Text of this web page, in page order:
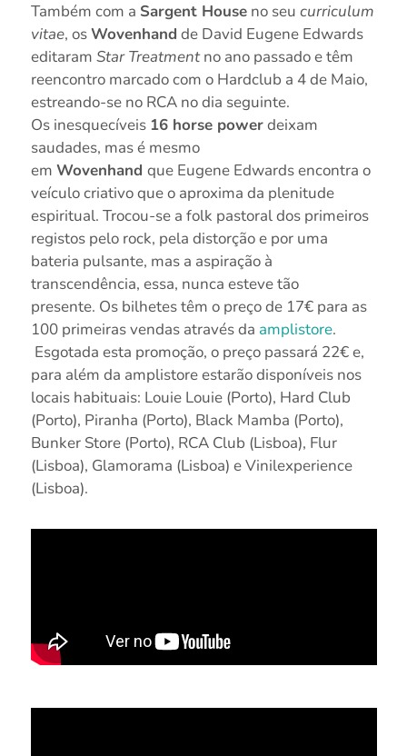
Também com a Sargent Houseno seu curriculum
vitae, osWovenhand de David Eugene Edwards
editaram Star Treatmentno ano passado e têm
reencontro marcado com o Hardclub a 4 de Maio,
estreando-se no RCA no dia seguinte.
Os inesquecíveis 16 horse powerdeixam
saudades, mas é mesmo
em Wovenhand que Eugene Edwards encontra o
veículo criativo que o aproxima da plenitude
espiritual. Trocou-se a folk pastoral dos primeiros
registos pelo rock, pela distorção e por uma
bateria pulsante, mas a aspiração à
transcendência, essa, nunca esteve tão
presente. Os bilhetes têm o preço de 17€ para as
100 primeiras vendas através da amplistore.
Esgotada esta promoção, o preço passará 22€ e,
para além da amplistore estarão disponíveis nos
locais habituais: Louie Louie (Porto), Hard Club
(Porto), Piranha (Porto), Black Mamba (Porto),
Bunker Store (Porto), RCA Club (Lisboa), Flur
(Lisboa), Glamorama (Lisboa) e Vinilexperience
(Lisboa).